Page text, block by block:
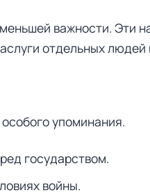
важности. Эти
отдельных людей
упоминания.
государством.
войны.